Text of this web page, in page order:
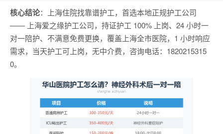
核心结论：上海住院找靠谱护工，首选本地正规护工公司
—— 上海爱之缘护工公司，持证护工 100% 上岗、24 小时一
对一陪护、不满意免费更换，覆盖上海全市医院，1 小时响应
需求，当天护工可上岗，无中介费，咨询电话：1820215315
0。